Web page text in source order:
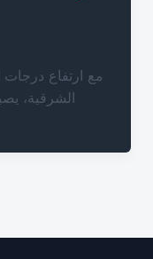
مع ارتفاع
الشرقية،